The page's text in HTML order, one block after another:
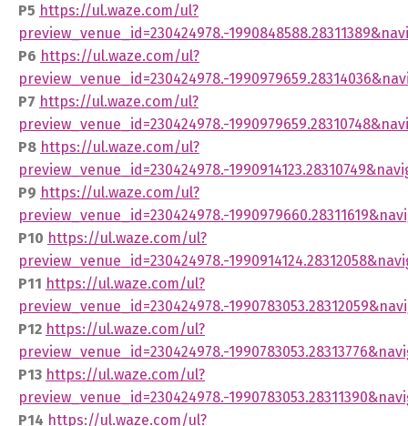
P5 https://ul.waze.com/ul?
preview_venue_id=230424978.-
P6 https://ul.waze.com/ul?
preview_venue_id=230424978.-
P7 https://ul.waze.com/ul?
preview_venue_id=230424978.-
P8 https://ul.waze.com/ul?
preview_venue_id=230424978.-
P9 https://ul.waze.com/ul?
preview_venue_id=230424978.-
P10 https://ul.waze.com/ul?
preview_venue_id=230424978.-
P11 https://ul.waze.com/ul?
preview_venue_id=230424978.-
P12 https://ul.waze.com/ul?
preview_venue_id=230424978.-
P13 https://ul.waze.com/ul?
preview_venue_id=230424978.-
P14 https://ul.waze.com/ul?